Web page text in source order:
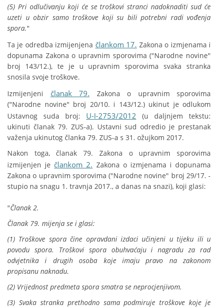
(5) Pri odlučivanju koji će se troškovi stranci nadoknaditi sud će
uzeti u obzir samo troškove koji su bili potrebni radi vođenja
spora."
Ta je odredba izmijenjena člankom 17. Zakona o izmjenama i
dopunama Zakona o upravnim sporovima ("Narodne novine"
broj 143/12.), te je u upravnim sporovima svaka stranka
snosila svoje troškove.
Izmijenjeni članak 79. Zakona o upravnim sporovima
("Narodne novine" broj 20/10. i 143/12.) ukinut je odlukom
Ustavnog suda broj: U-I-2753/2012 (u daljnjem tekstu:
ukinuti članak 79. ZUS-a). Ustavni sud odredio je prestanak
važenja ukinutog članka 79. ZUS-a s 31. ožujkom 2017.
Nakon toga, članak 79. Zakona o upravnim sporovima
izmijenjen je člankom 2. Zakona o izmjenama i dopunama
Zakona o upravnim sporovima ("Narodne novine" broj 29/17. -
stupio na snagu 1. travnja 2017., a danas na snazi), koji glasi:
"Članak 2.
Članak 79. mijenja se i glasi:
(1) Troškove spora čine opravdani izdaci učinjeni u tijeku ili u
povodu spora. Troškovi spora obuhvaćaju i nagradu za rad
odvjetnika i drugih osoba koje imaju pravo na zakonom
propisanu naknadu.
(2) Vrijednost predmeta spora smatra se neprocjenjivom.
(3) Svaka stranka prethodno sama podmiruje troškove koje je